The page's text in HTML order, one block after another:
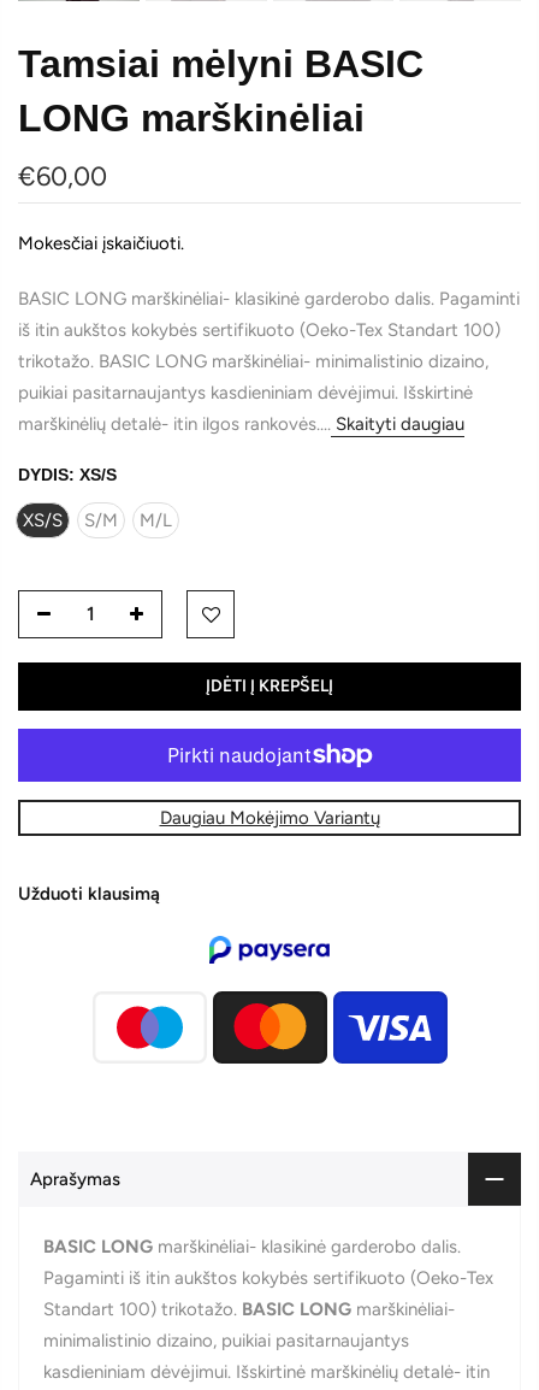
Tamsiai mėlyni BASIC
LONG marškinėliai
€60,00
Mokesčiai įskaičiuoti.
BASIC LONG marškinėliai- klasikinė garderobo dalis. Pagaminti
iš itin aukštos kokybės sertifikuoto (Oeko-Tex Standart 100)
trikotažo. BASIC LONG marškinėliai- minimalistinio dizaino,
puikiai pasitarnaujantys kasdieniniam dėvėjimui. Išskirtinė
marškinėlių detalė- itin ilgos rankovės.... Skaityti daugiau
DYDIS: XS/S
XS/S S/M M/L
ĮDĖTI Į KREPŠELĮ
Daugiau Mokėjimo Variantų
Užduoti klausimą
Aprašymas
BASIC LONG marškinėliai- klasikinė garderobo dalis.
Pagaminti iš itin aukštos kokybės sertifikuoto (Oeko-Tex
Standart 100) trikotažo. BASIC LONG marškinėliai-
minimalistinio dizaino, puikiai pasitarnaujantys
kasdieniniam dėvėjimui. Išskirtinė marškinėlių detalė- itin